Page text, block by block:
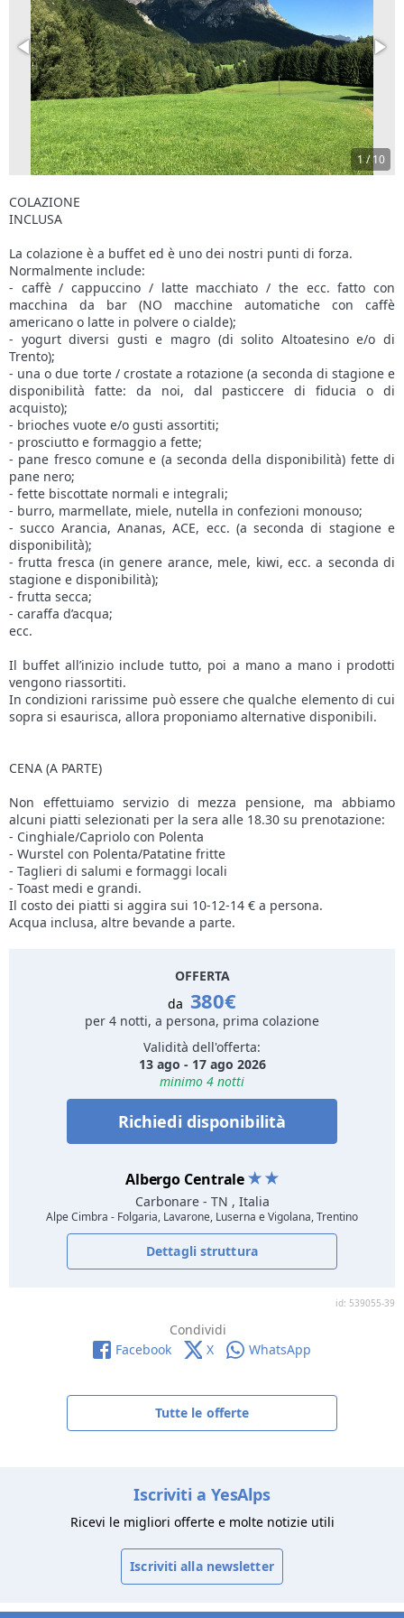
1/10
COLAZIONE
INCLUSA
La colazione è a buffet ed è uno dei nostri punti di forza.
Normalmente include:
- caffè / cappuccino / latte macchiato / the ecc. fatto con
macchina da bar (NO macchine automatiche con caffè
americano o latte in polvere o cialde);
- yogurt diversi gusti e magro (di solito Altoatesino e/o di
Trento);
- una o due torte / crostate a rotazione (a seconda di stagione e
disponibilità fatte: da noi, dal pasticcere di fiducia o di
acquisto);
- brioches vuote e/o gusti assortiti;
- prosciutto e formaggio a fette;
- pane fresco comune e (a seconda della disponibilità) fette di
pane nero;
- fette biscottate normali e integrali;
- burro, marmellate, miele, nutella in confezioni monouso;
- succo Arancia, Ananas, ACE, ecc. (a seconda di stagione e
disponibilità);
- frutta fresca (in genere arance, mele, kiwi, ecc. a seconda di
stagione e disponibilità);
- frutta secca;
- caraffa d’acqua;
ecc.
Il buffet all’inizio include tutto, poi a mano a mano i prodotti
vengono riassortiti.
In condizioni rarissime può essere che qualche elemento di cui
sopra si esaurisca, allora proponiamo alternative disponibili.
CENA (A PARTE)
Non effettuiamo servizio di mezza pensione, ma abbiamo
alcuni piatti selezionati per la sera alle 18.30 su prenotazione:
- Cinghiale/Capriolo con Polenta
- Wurstel con Polenta/Patatine fritte
- Taglieri di salumi e formaggi locali
- Toast medi e grandi.
Il costo dei piatti si aggira sui 10-12-14 € a persona.
Acqua inclusa, altre bevande a parte.
OFFERTA
da 380€
per 4 notti, a persona, prima colazione
Validità dell'offerta:
13 ago - 17 ago 2026
minimo 4 notti
Richiedi disponibilità
Albergo Centrale
Carbonare - TN , Italia
Alpe Cimbra - Folgaria, Lavarone, Luserna e Vigolana, Trentino
Dettagli struttura
id: 539055-39
Condividi
Facebook
X WhatsApp
Tutte le offerte
Iscriviti a YesAlps
Ricevi le migliori offerte e molte notizie utili
Iscriviti alla newsletter